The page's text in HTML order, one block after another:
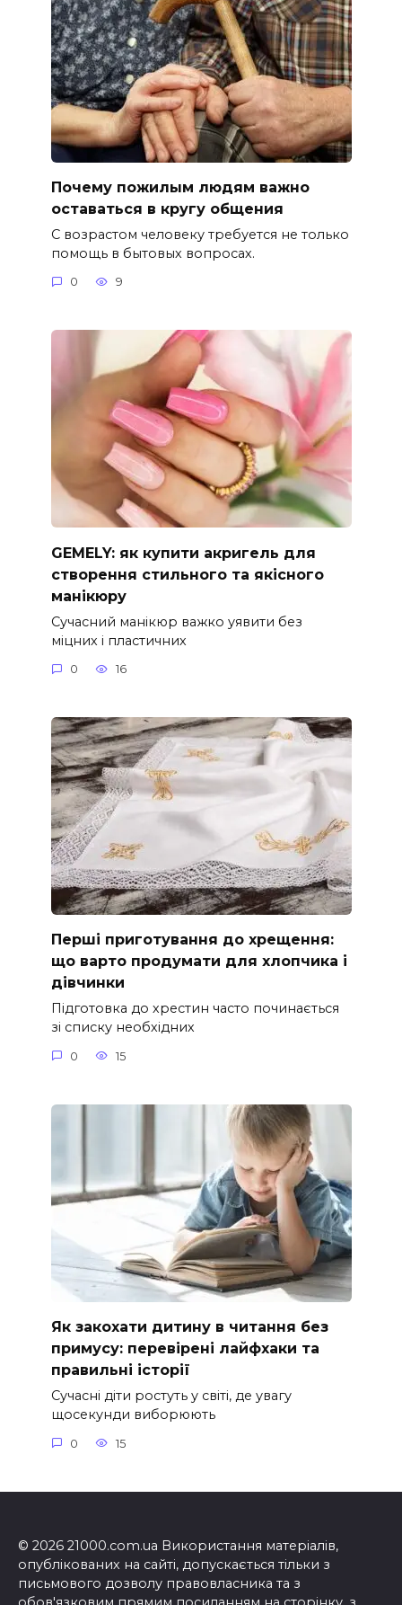
Почему пожилым людям важно
оставаться в кругу общения
С возрастом человеку требуется не только
помощь в бытовых вопросах.
0 9
GEMELY: як купити акригель для
створення стильного та якісного
манікюру
Сучасний манікюр важко уявити без
міцних і пластичних
0 16
Перші приготування до хрещення:
що варто продумати для хлопчика і
дівчинки
Підготовка до хрестин часто починається
зі списку необхідних
0 15
Як закохати дитину в читання без
примусу: перевірені лайфхаки та
правильні історії
Сучасні діти ростуть у світі, де увагу
щосекунди виборюють
0 15
© 2026 21000.com.ua Використання матеріалів,
опублікованих на сайті, допускається тільки з
письмового дозволу правовласника та з